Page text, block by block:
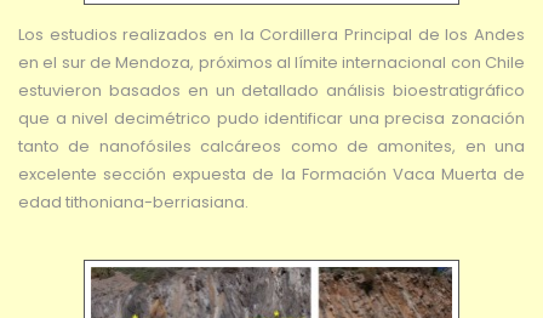
Los estudios realizados en la Cordillera Principal de los Andes
en el sur de Mendoza, próximos al límite internacional con Chile
estuvieron basados en un detallado análisis bioestratigráfico
que a nivel decimétrico pudo identificar una precisa zonación
tanto de nanofósiles calcáreos como de amonites, en una
excelente sección expuesta de la Formación Vaca Muerta de
edad tithoniana-berriasiana.